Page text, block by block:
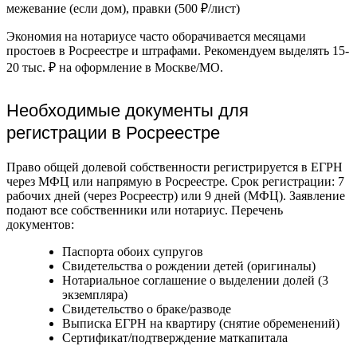
межевание (если дом), правки (500 ₽/лист)
Экономия на нотариусе часто оборачивается месяцами
простоев в Росреестре и штрафами. Рекомендуем выделять 15-
20 тыс. ₽ на оформление в Москве/МО.
Необходимые документы для
регистрации в Росреестре
Право общей долевой собственности регистрируется в ЕГРН
через МФЦ или напрямую в Росреестре. Срок регистрации: 7
рабочих дней (через Росреестр) или 9 дней (МФЦ). Заявление
подают все собственники или нотариус. Перечень
документов:
Паспорта обоих супругов
Свидетельства о рождении детей (оригиналы)
Нотариальное соглашение о выделении долей (3
экземпляра)
Свидетельство о браке/разводе
Выписка ЕГРН на квартиру (снятие обременений)
Сертификат/подтверждение маткапитала